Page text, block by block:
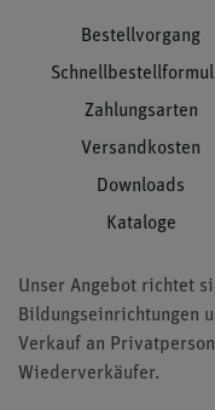
Bestellvorgang
Zahlungsarten
Versandkosten
Downloads
Kataloge
Unser Angebot richtet
Bildungseinrichtungen
Verkauf an
Wiederverkäufer.